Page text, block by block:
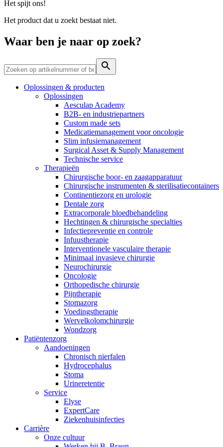
Productassortiment
Vind het product dat je zoekt. Bekijk hier het complete
productassortiment.
Op een fijne plek goede nierzorg krijgen.
Contact
Heb je een vraag? Neem contact met ons op.
Het spijt ons!
Het product dat u zoekt bestaat niet.
Waar ben je naar op zoek?
Oplossingen & producten
Oplossingen
Aesculap Academy
B2B- en industriepartners
Custom made sets
Medicatiemanagement voor oncologie
Slim infusiemanagement
Surgical Asset & Supply Management
Technische service
Therapieën
Chirurgische boor- en zaagapparatuur
Chirurgische instrumenten & sterilisatiecontainers
Continentiezorg en urologie
Dentale zorg
Extracorporale bloedbehandeling
Hechtingen & chirurgische specialties
Infectiepreventie en controle
Infuustherapie
Interventionele vasculaire therapie
Minimaal invasieve chirurgie
Neurochirurgie
Oncologie
Orthopedische chirurgie
Pijntherapie
Stomazorg
Voedingstherapie
Wervelkolomchirurgie
Wondzorg
Patiëntenzorg
Aandoeningen
Chronisch nierfalen
​​Hydrocephalus
Stoma
Urineretentie
Service
Elyse
ExpertCare
Ziekenhuisinfecties
Carrière
Onze cultuur